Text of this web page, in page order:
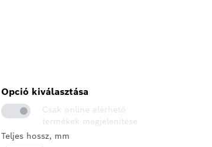
Opció kiválasztása
Csak online elérhető
termékek megjelenítése
Teljes hossz, mm